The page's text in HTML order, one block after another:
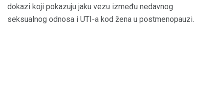
dokazi koji pokazuju jaku vezu između nedavnog
seksualnog odnosa i UTI-a kod žena u postmenopauzi.